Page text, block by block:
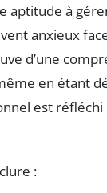
aptitude à
anxieux
d’une
en étant
est réfléchi
: